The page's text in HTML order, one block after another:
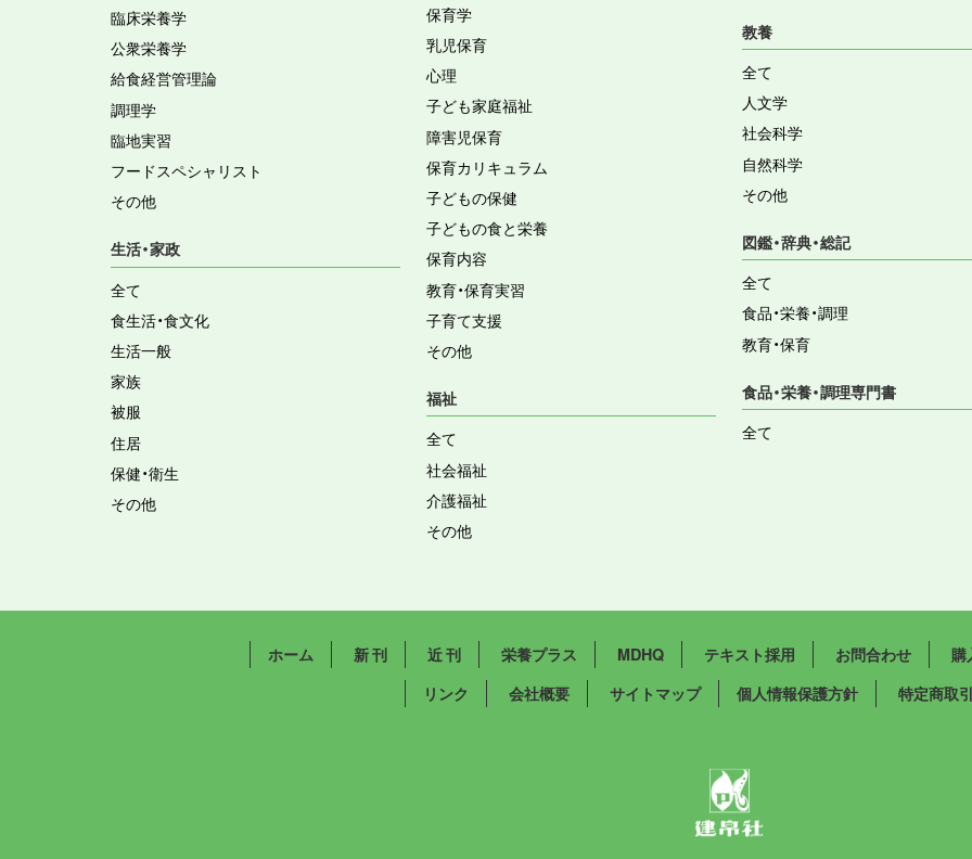
臨床栄養学
公衆栄養学
給食経営管理論
調理学
臨地実習
フードスペシャリスト
その他
生活・家政
全て
食生活・食文化
生活一般
家族
被服
住居
保健・衛生
その他
保育学
乳児保育
心理
子ども家庭福祉
障害児保育
保育カリキュラム
子どもの保健
子どもの食と栄養
保育内容
教育・保育実習
子育て支援
その他
福祉
全て
社会福祉
介護福祉
その他
教養
全て
人文学
社会科学
自然科学
その他
図鑑・辞典・総記
全て
食品・栄養・調理
教育・保育
食品・栄養・調理専門書
全て
ホーム 新 刊 近 刊 栄養プラス MDHQ テキスト採用 お問合わせ 購
リンク
会社概要 サイトマップ 個人情報保護方針 特定商取